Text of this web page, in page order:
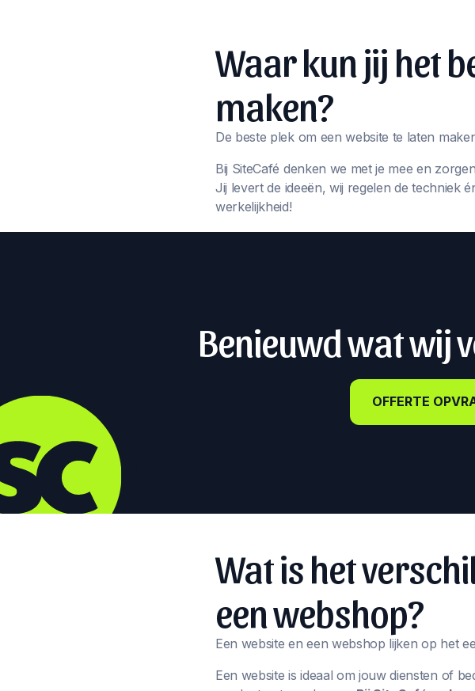
Waar kun jij het
maken?
De beste plek om een website te laten
Bij SiteCafé denken we met je mee en
Jij levert de ideeën, wij regelen de techniek
werkelijkheid!
Benieuwd wat wij
OFFERTE
Wat is het
een webshop?
Een website en een webshop lijken op het
Een website is ideaal om jouw diensten of